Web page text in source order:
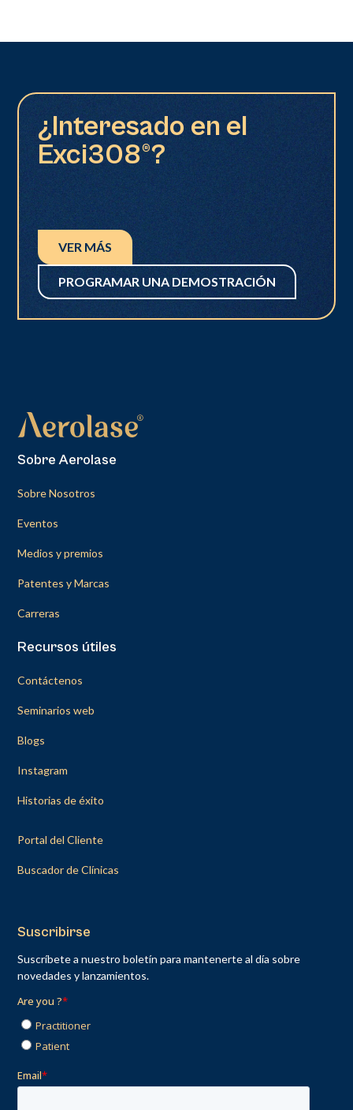
¿Interesado en el
Exci308®?
VER MÁS
PROGRAMAR UNA DEMOSTRACIÓN
Sobre Aerolase
Sobre Nosotros
Eventos
Medios y premios
Patentes y Marcas
Carreras
Recursos útiles
Contáctenos
Seminarios web
Blogs
Instagram
Historias de éxito
Portal del Cliente
Buscador de Clínicas
Suscribirse
Suscríbete a nuestro boletín para mantenerte al día sobre
novedades y lanzamientos.